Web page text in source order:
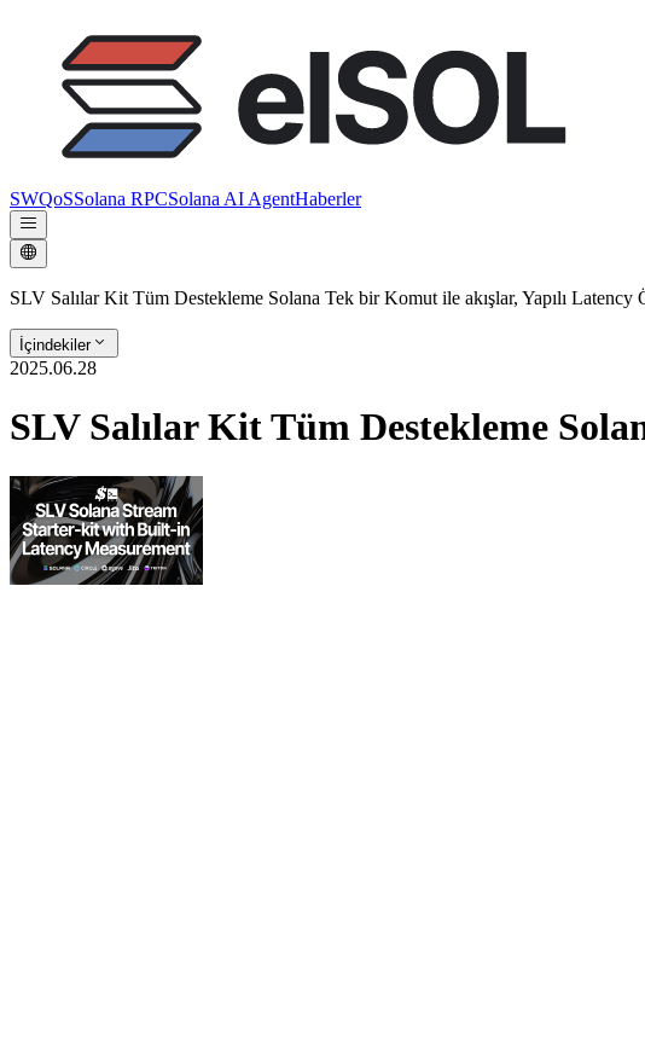
SWQoSSolana RPCSolana AI AgentHaberler
SLV Salılar Kit Tüm Destekleme Solana Tek bir Komut ile akışlar, Yapılı Latency
İçindekiler
2025.06.28
SLV Salılar Kit Tüm Destekleme